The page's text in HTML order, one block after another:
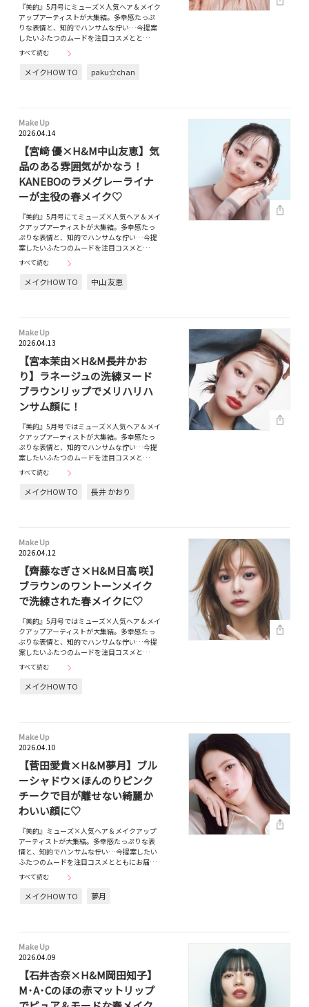
『美的』5月号にミューズ×人気ヘア＆メイク
アップアーティストが大集結。多幸感たっぷ
りな表情と、知的でハンサムな佇い…今提案
したいふたつのムードを注目コスメとと…
すべて読む
メイクHOW TO paku☆chan
Make Up
2026.04.14
【宮﨑 優×H&M中山友恵】気
品のある雰囲気がかなう！
KANEBOのラメグレーライナ
ーが主役の春メイク♡
『美的』5月号にてミューズ×人気ヘア＆メイ
クアップアーティストが大集結。多幸感たっ
ぷりな表情と、知的でハンサムな佇い…今提
案したいふたつのムードを注目コスメと…
すべて読む
メイクHOW TO 中山 友恵
Make Up
2026.04.13
【宮本茉由×H&M長井かお
り】ラネージュの洗練ヌード
ブラウンリップでメリハリハ
ンサム顔に！
『美的』5月号ではミューズ×人気ヘア＆メイ
クアップアーティストが大集結。多幸感たっ
ぷりな表情と、知的でハンサムな佇い…今提
案したいふたつのムードを注目コスメと…
すべて読む
メイクHOW TO 長井 かおり
Make Up
2026.04.12
【齊藤なぎさ×H&M日高 咲】
ブラウンのワントーンメイク
で洗練された春メイクに♡
『美的』5月号ではミューズ×人気ヘア＆メイ
クアップアーティストが大集結。多幸感たっ
ぷりな表情と、知的でハンサムな佇い…今提
案したいふたつのムードを注目コスメと…
すべて読む
メイクHOW TO
Make Up
2026.04.10
【菅田愛貴×H&M夢月】ブル
ーシャドウ×ほんのりピンク
チークで目が離せない綺麗か
わいい顔に♡
『美的』ミューズ×人気ヘア＆メイクアップ
アーティストが大集結。多幸感たっぷりな表
情と、知的でハンサムな佇い…今提案したい
ふたつのムードを注目コスメとともにお届…
すべて読む
メイクHOW TO 夢月
Make Up
2026.04.09
【石井杏奈×H&M岡田知子】
M･A･Cのほの赤マットリップ